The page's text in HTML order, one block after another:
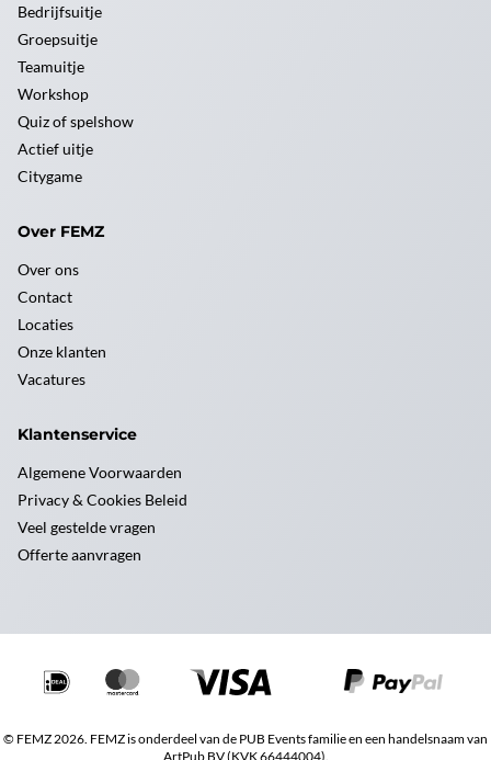
Bedrijfsuitje
Groepsuitje
Teamuitje
Workshop
Quiz of spelshow
Actief uitje
Citygame
Over FEMZ
Over ons
Contact
Locaties
Onze klanten
Vacatures
Klantenservice
Algemene Voorwaarden
Privacy & Cookies Beleid
Veel gestelde vragen
Offerte aanvragen
© FEMZ 2026. FEMZ is onderdeel van de PUB Events familie en een handelsnaam van
ArtPub BV (KVK 66444004).